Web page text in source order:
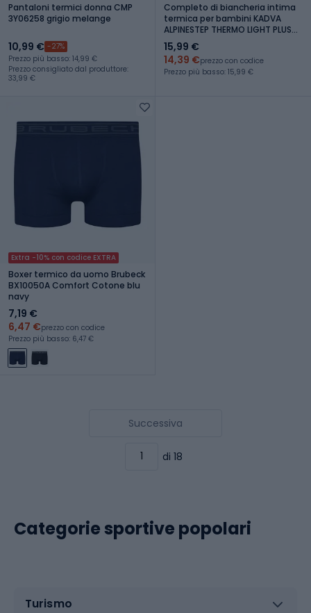
Pantaloni termici donna CMP
3Y06258 grigio melange
10,99 € -27%
Prezzo più basso: 14,99 €
Prezzo consigliato dal produttore:
33,99 €
Completo di biancheria intima
termica per bambini KADVA
ALPINESTEP THERMO LIGHT PLUS
senza cuciture blu navy
15,99 €
14,39 €prezzo con codice
Prezzo più basso: 15,99 €
Extra -10% con codice EXTRA
Boxer termico da uomo Brubeck
BX10050A Comfort Cotone blu
navy
7,19 €
6,47 €prezzo con codice
Prezzo più basso: 6,47 €
Successiva
di 18
Categorie sportive popolari
Turismo